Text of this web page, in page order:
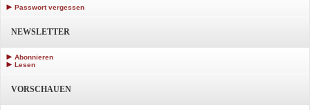
Passwort vergessen
NEWSLETTER
Abonnieren
Lesen
VORSCHAUEN